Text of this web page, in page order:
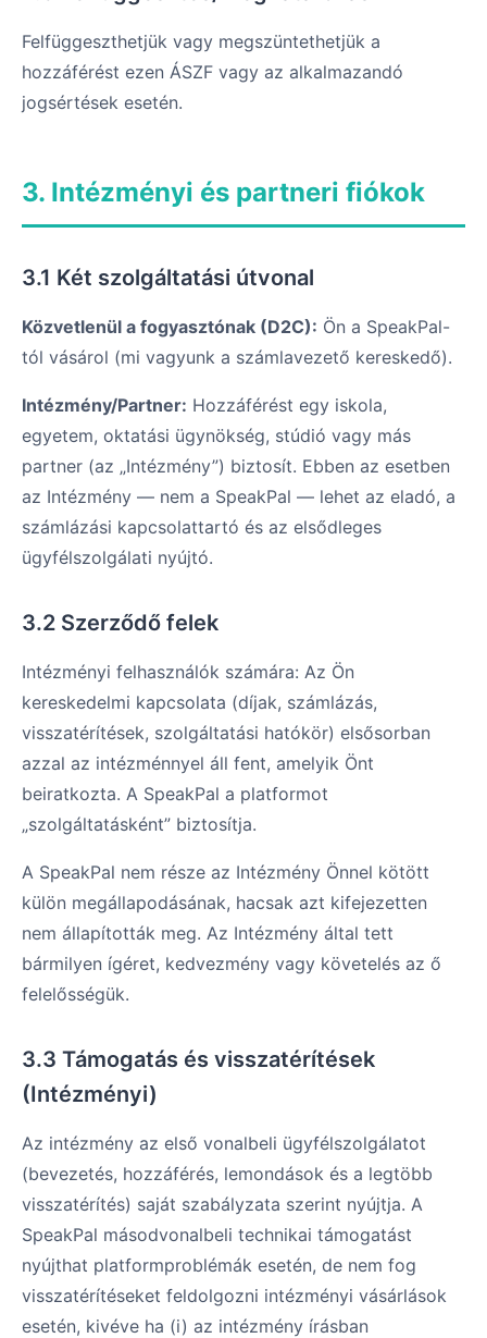
Felfüggeszthetjük vagy megszüntethetjük a
hozzáférést ezen ÁSZF vagy az alkalmazandó
jogsértések esetén.
3. Intézményi és partneri fiókok
3.1 Két szolgáltatási útvonal
Közvetlenül a fogyasztónak (D2C): Ön a SpeakPal-
tól vásárol (mi vagyunk a számlavezető kereskedő).
Intézmény/Partner: Hozzáférést egy iskola,
egyetem, oktatási ügynökség, stúdió vagy más
partner (az „Intézmény”) biztosít. Ebben az esetben
az Intézmény — nem a SpeakPal — lehet az eladó, a
számlázási kapcsolattartó és az elsődleges
ügyfélszolgálati nyújtó.
3.2 Szerződő felek
Intézményi felhasználók számára: Az Ön
kereskedelmi kapcsolata (díjak, számlázás,
visszatérítések, szolgáltatási hatókör) elsősorban
azzal az intézménnyel áll fent, amelyik Önt
beiratkozta. A SpeakPal a platformot
„szolgáltatásként” biztosítja.
A SpeakPal nem része az Intézmény Önnel kötött
külön megállapodásának, hacsak azt kifejezetten
nem állapították meg. Az Intézmény által tett
bármilyen ígéret, kedvezmény vagy követelés az ő
felelősségük.
3.3 Támogatás és visszatérítések
(Intézményi)
Az intézmény az első vonalbeli ügyfélszolgálatot
(bevezetés, hozzáférés, lemondások és a legtöbb
visszatérítés) saját szabályzata szerint nyújtja. A
SpeakPal másodvonalbeli technikai támogatást
nyújthat platformproblémák esetén, de nem fog
visszatérítéseket feldolgozni intézményi vásárlások
esetén, kivéve ha (i) az intézmény írásban